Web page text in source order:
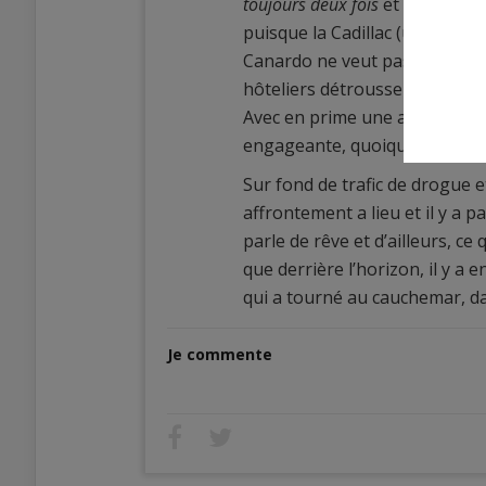
puisque la Cadillac (une
Canardo ne veut pas aller
hôteliers détroussent les
Avec en prime une actrice
engageante, quoique…
Sur fond de trafic de drogue
affrontement a lieu et il y a
parle de rêve et d’ailleurs, ce
que derrière l’horizon, il y a
qui a tourné au cauchemar,
Je commente